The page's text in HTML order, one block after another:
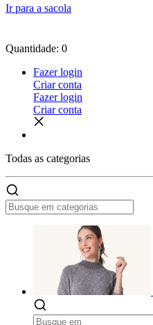
Ir para a sacola
Quantidade: 0
Fazer login
Criar conta
Fazer login
Criar conta
Todas as categorias